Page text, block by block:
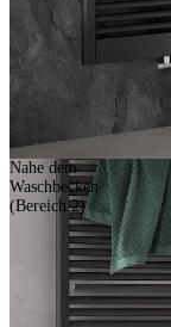
Nahe dem
Waschbecken
(Bereich 2)